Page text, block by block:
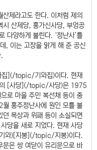
제라고도 한다. 이처럼 제의
시 산제당, 홍가신사당, 부엉공
다양하게 불린다. ‘정난사’를
, 이는 고장을 맑게 해 준 공신
집](/topic/기와집)이다. 현재
[사당](/topic/사당)은 1975
로 마을 주민 복선채 등이 중
홍주정난사에 원인 모를 불
목상과 위패 등이 소실되면
당을 새로 지었다. 현재 사당
와)[지붕](/topic/지붕)이다.
은 쌍 여닫이 유리문으로 바